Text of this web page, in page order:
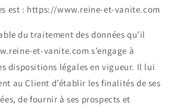
est : https://www.reine-et-vanite.com
du traitement des données qu’il
et-vanite.com s’engage à
dispositions légales en vigueur. Il lui
au Client d’établir les finalités de ses
de fournir à ses prospects et